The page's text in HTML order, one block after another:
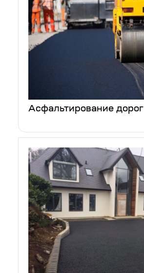
Асфальтирование дорог